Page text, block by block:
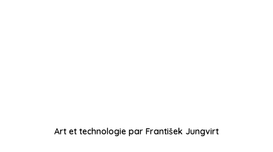
Art et technologie par František Jungvirt